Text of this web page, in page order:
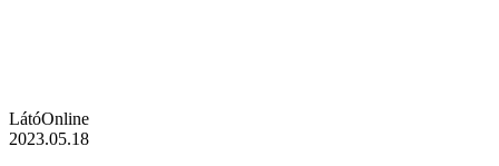
LátóOnline
2023.05.18